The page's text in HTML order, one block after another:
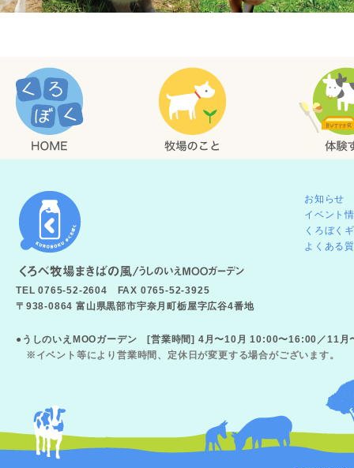
TEL 0765-52-2604 FAX 0765-52-3925
〒938-0864 富山県黒部市宇奈月町栃屋字広谷4番地
お知らせ
イベント
くろぼく
よくある
●うしのいえMOOガーデン [営業時間] 4月〜10月 10:00〜16:00／11
※イベント等により営業時間、定休日が変更する場合がございます。